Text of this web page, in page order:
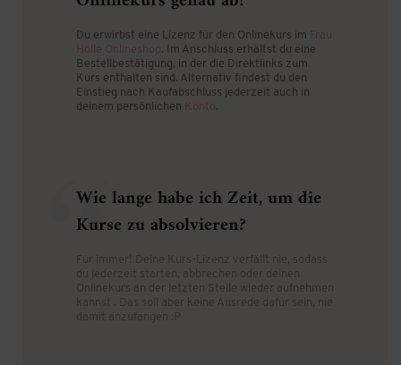
Du erwirbst eine Lizenz für den Onlinekurs im Frau
Hölle Onlineshop . Im Anschluss erhältst du eine
Bestellbestätigung, in der die Direktlinks zum
Kurs enthalten sind. Alternativ findest du den
Einstieg nach Kaufabschluss jederzeit auch in
deinem persönlichen
Konto .
Wie lange habe ich Zeit, um die
Kurse zu absolvieren?
Für immer! Deine Kurs-Lizenz verfällt nie, sodass
du jederzeit starten, abbrechen oder deinen
Onlinekurs an der letzten Stelle wieder aufnehmen
kannst . Das soll aber keine Ausrede dafür sein, nie
damit anzufangen :P